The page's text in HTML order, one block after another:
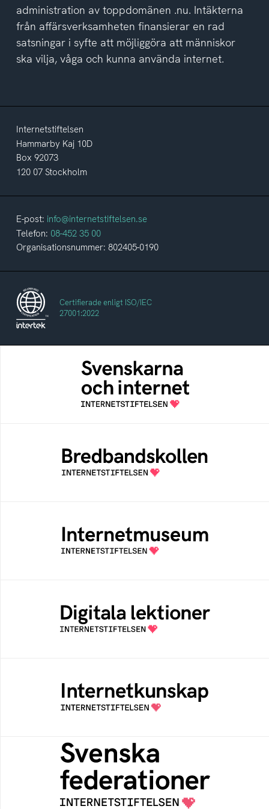
administration av toppdomänen .nu. Intäkterna
från affärsverksamheten finansierar en rad
satsningar i syfte att möjliggöra att människor
ska vilja, våga och kunna använda internet.
Internetstiftelsen
Hammarby Kaj 10D
Box 92073
120 07 Stockholm
E-post: info@internetstiftelsen.se
Telefon: 08-452 35 00
Organisationsnummer: 802405-0190
Certifierade enligt ISO/IEC
27001:2022
Svenskarna och internet
En årlig studie av svenska folkets
internetvanor
Bredbandskollen är ett oberoende
konsumentverktyg som drivs av
Internetstiftelsen
Ett digitalt museum som byggts, och kureras
av Internetstiftelsen
Öppen digital lärresurs med färdiga lektioner
för alla stadier i grundskolan
Samlad kunskap som hjälper dig att bli en
säker och medveten internetanvändare
Svenska federationer
Grunden för medlemskap i en sektors- eller
kontextspecifik federation